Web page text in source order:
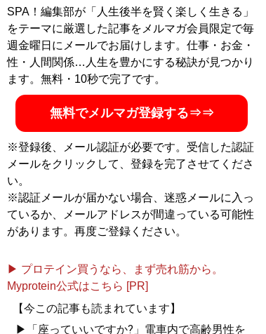
び、現場で知ることを大切にしている
記事一覧へ
SPA！編集部が「人生後半を賢く楽しく生きる」
をテーマに厳選した記事をメルマガ会員限定で毎
週金曜日にメールでお届けします。仕事・お金・
性・人間関係…人生を豊かにする秘訣が見つかり
ます。無料・10秒で完了です。
無料でメルマガ登録する⇒⇒
※登録後、メール認証が必要です。受信した認証
メールをクリックして、登録を完了させてくださ
い。
※認証メールが届かない場合、迷惑メールに入っ
ているか、メールアドレスが間違っている可能性
があります。再度ご登録ください。
▶ プロテイン買うなら、まず売れ筋から。
Myprotein公式はこちら [PR]
【今この記事も読まれています】
▶「座っていいですか?」電車内で高齢男性を